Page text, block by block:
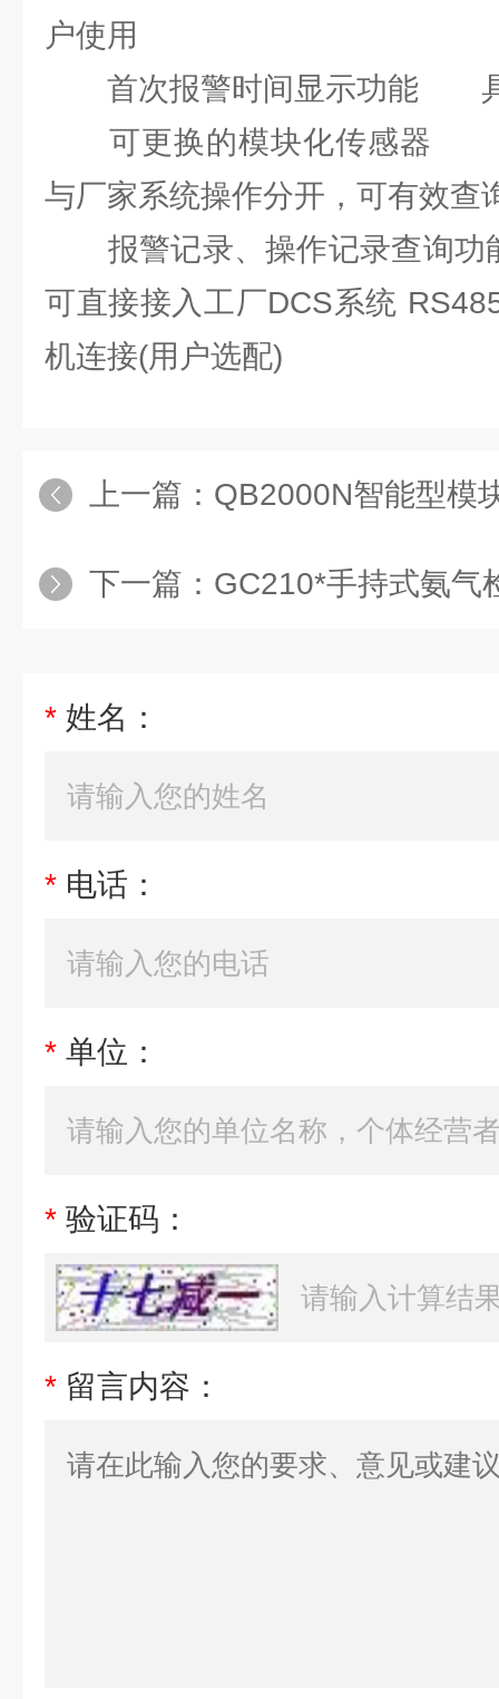
户使用
首次报警时间显示功能 具
可更换的模块化传感器
与厂家系统操作分开，可有效查
报警记录、操作记录查询功
可直接接入工厂DCS系统
机连接(用户选配)
上一篇： QB2000N智能型模
下一篇： GC210*手持式氨气
* 姓名：
* 电话：
* 单位：
* 验证码：
* 留言内容：